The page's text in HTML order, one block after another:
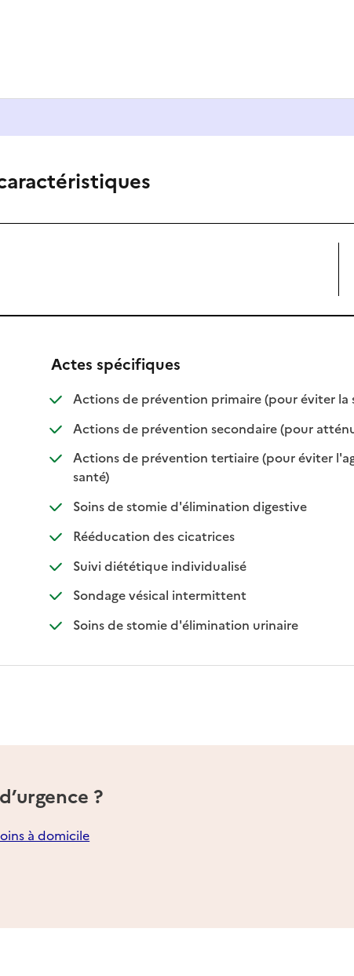
Actes spécifiques
Actions de prévention primaire (pour éviter la
Actions de prévention secondaire (pour
Actions de prévention tertiaire (pour éviter
santé)
: disponible
: non disponible
Soins de stomie d'élimination digestive: disponible
: non
Rééducation des cicatrices: disponible
: non disponible
Suivi diététique individualisé: disponible
: non disponible
Sondage vésical intermittent: disponible
: non disponible
Soins de stomie d'élimination urinaire: disponible
: non
?
à domicile